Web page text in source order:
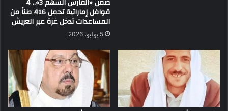
قوافل إماراتية تحمل 416 طناً من
المساعدات تدخل غزة عبر العريش
5 يوليو، 2026